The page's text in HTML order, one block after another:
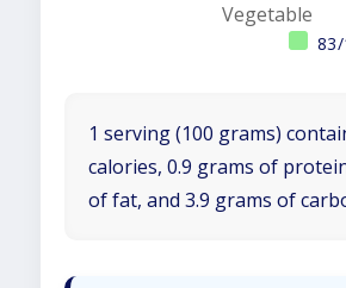
Vegetable
1 serving (100 grams)
calories, 0.9 grams of
of fat, and 3.9 grams of